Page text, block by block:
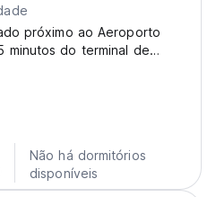
próximo ao Aeroporto
minutos do terminal de
Não há dormitórios
disponíveis